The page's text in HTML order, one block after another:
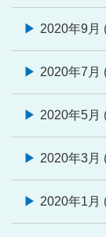
2020年9月
2020年7月
2020年5月
2020年3月
2020年1月